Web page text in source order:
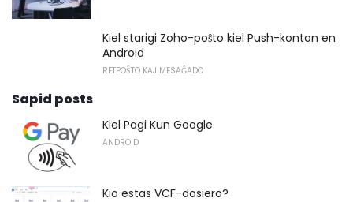
Kiel starigi Zoho-poŝto kiel Push-konton en
Android
RETPOŜTO KAJ MESAĜADO
Sapid posts
Kiel Pagi Kun Google
ANDROID
Kio estas VCF-dosiero?